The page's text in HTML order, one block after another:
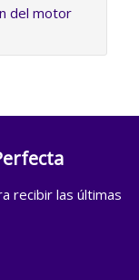
del motor
recibir las últimas